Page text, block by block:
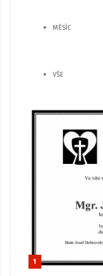
MĚSÍC
VŠE
1